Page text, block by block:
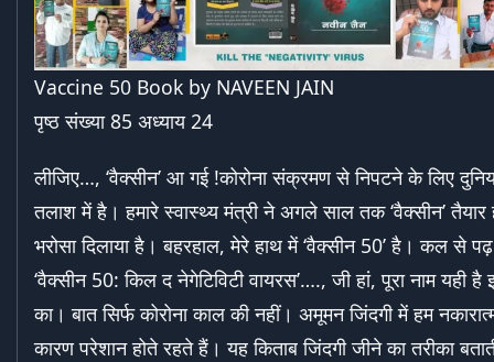
Vaccine 50 Book by NAVEEN JAIN
पृष्ठ संख्या 85 अध्याय 24
लीजिए…, ‘वैक्सीन’ आ गई !कोरोना संक्रमण से निपटने के लिए
तलाश में है। हमारे स्वास्थ्य मंत्री ने अगले साल तक ‘वैक्सीन’ तैयार
भरोसा दिलाया है। बहरहाल, मेरे हाथ में ‘वैक्सीन 50’ है। कल से
‘वैक्सीन 50: किल द नेगेटिविटी वायरस’…., जी हां, पूरा नाम यही है
का। बात सिर्फ कोरोना काल की नहीं। अमूमन जिंदगी में हम
कारण परेशान होते रहते हैं। यह किताब जिंदगी जीने का तरीका